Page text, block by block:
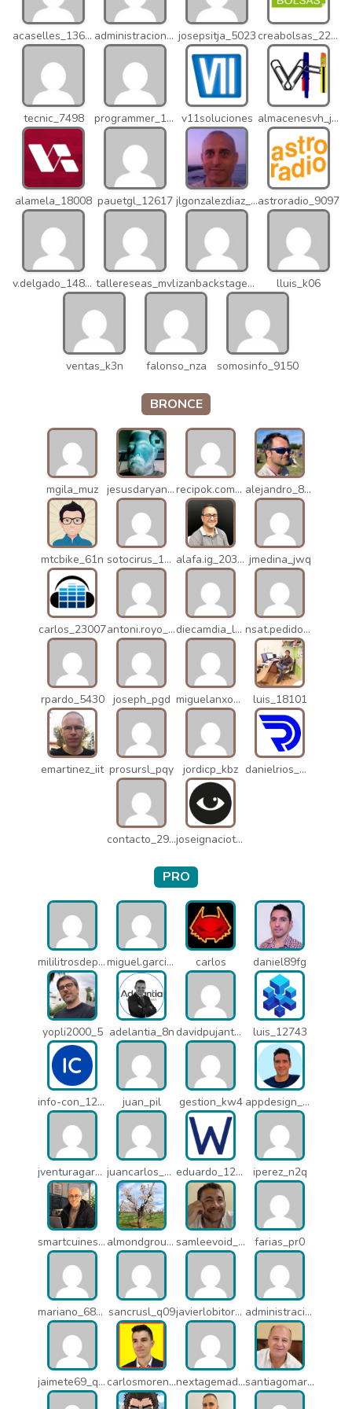
acaselles_13670 administracion_nhd josepsitja_5023 creabolsas_22110
tecnic_7498 programmer_12837 v11soluciones almacenesvh_jo2
alamela_18008 pauetgl_12617 jlgonzalezdiaz_12316astroradio_9097
v.delgado_14821 tallereseas_mvl izanbackstage_14556 lluis_k06
ventas_k3n falonso_nza somosinfo_9150
BRONCE
mgila_muz jesusdaryanani_mko recipok.com_n5u alejandro_8931
mtcbike_61n sotocirus_11872 alafa.ig_20338 jmedina_jwq
carlos_23007 antoni.royo_10023 diecamdia_l27 nsat.pedidos_1235
rpardo_5430 joseph_pgd miguelanxogomez_21982 luis_18101
emartinez_iit prosursl_pqy jordicp_kbz danielrios_mqb
contacto_2906 joseignaciot_q66
PRO
mililitrosdeperfume_lao miguel.garcia_l25 carlos daniel89fg
yopli2000_5 adelantia_8n davidpujantelopez_mrf luis_12743
info-con_12812 juan_pil gestion_kw4 appdesign_pbe
jventuragarcia_13040 juancarlos_ptr eduardo_12367 iperez_n2q
smartcuines_1378 almondgroup1984_pjc samleevoid_n58 farias_pr0
mariano_6807 sancrusl_q09 javierlobitort_pz2 administracion_q24
jaimete69_q26 carlosmorenogil_16533 nextagemadrid_lpj santiagomartindejesus_ncs